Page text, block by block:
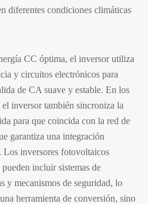
diferentes condiciones climáticas
CC óptima, el inversor utiliza
y circuitos electrónicos para
de CA suave y estable. En los
el inversor también sincroniza la
para que coincida con la red de
garantiza una integración
Los inversores fotovoltaicos
incluir sistemas de
y mecanismos de seguridad, lo
herramienta de conversión, sino